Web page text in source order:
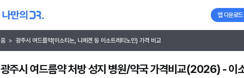
앱 다운로드
홈 > 광주시 여드름약(이소티논, 니메겐 등 이소트레티노인) 가격 비교
광주시 여드름약 처방 성지 병원/약국 가격비교(2026) - 이